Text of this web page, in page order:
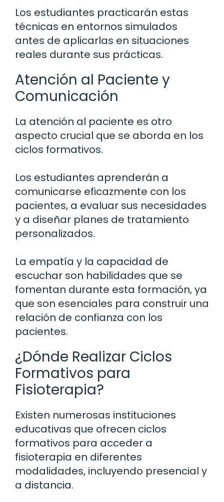
Los estudiantes practicarán estas
técnicas en entornos simulados
antes de aplicarlas en situaciones
reales durante sus prácticas.
Atención al Paciente y
Comunicación
La atención al paciente es otro
aspecto crucial que se aborda en los
ciclos formativos.
Los estudiantes aprenderán a
comunicarse eficazmente con los
pacientes, a evaluar sus necesidades
y a diseñar planes de tratamiento
personalizados.
La empatía y la capacidad de
escuchar son habilidades que se
fomentan durante esta formación, ya
que son esenciales para construir una
relación de confianza con los
pacientes.
¿Dónde Realizar Ciclos
Formativos para
Fisioterapia?
Existen numerosas instituciones
educativas que ofrecen ciclos
formativos para acceder a
fisioterapia en diferentes
modalidades, incluyendo presencial y
a distancia.